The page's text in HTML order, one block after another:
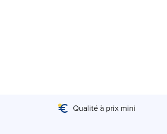
Qualité à prix mini